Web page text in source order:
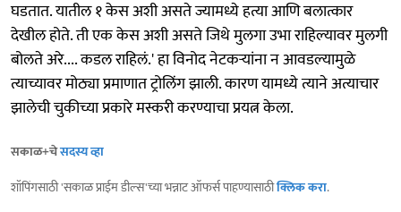
घडतात. यातील १ केस अशी असते ज्यामध्ये हत्या आणि बलात्कार
देखील होते. ती एक केस अशी असते जिथे मुलगा उभा राहिल्यावर मुलगी
बोलते अरे.... कडल राहिलं.' हा विनोद नेटकऱ्यांना न आवडल्यामुळे
त्याच्यावर मोठ्या प्रमाणात ट्रोलिंग झाली. कारण यामध्ये त्याने अत्याचार
झालेची चुकीच्या प्रकारे मस्करी करण्याचा प्रयत्न केला.
सकाळ+चेसदस्य व्हा
शॉपिंगसाठी 'सकाळ प्राईम डील्स'च्या भन्नाट ऑफर्स पाहण्यासाठीक्लिक करा.